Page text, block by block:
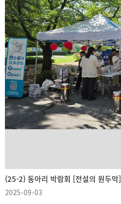
(25-2) 동아리 박람회 [전설의 원두막]
2025-09-03